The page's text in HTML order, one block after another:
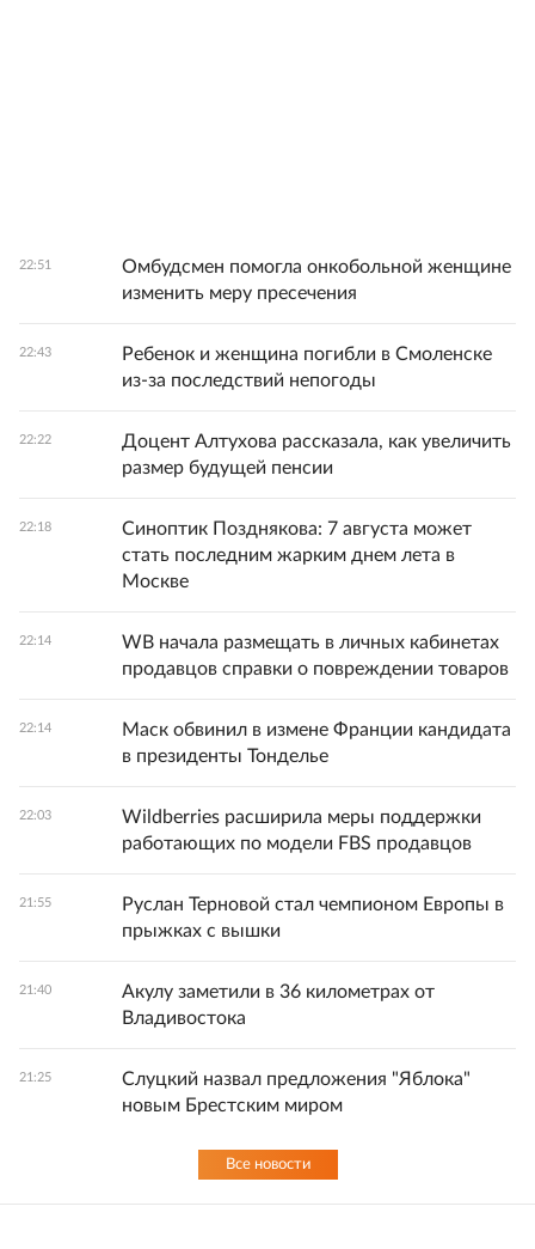
22:51
Омбудсмен помогла онкобольной женщине
изменить меру пресечения
22:43
Ребенок и женщина погибли в Смоленске
из-за последствий непогоды
22:22
Доцент Алтухова рассказала, как увеличить
размер будущей пенсии
22:18
Синоптик Позднякова: 7 августа может
стать последним жарким днем лета в
Москве
22:14
WB начала размещать в личных кабинетах
продавцов справки о повреждении товаров
22:14
Маск обвинил в измене Франции кандидата
в президенты Тонделье
22:03
Wildberries расширила меры поддержки
работающих по модели FBS продавцов
21:55
Руслан Терновой стал чемпионом Европы в
прыжках с вышки
21:40
Акулу заметили в 36 километрах от
Владивостока
21:25
Слуцкий назвал предложения "Яблока"
новым Брестским миром
Все новости